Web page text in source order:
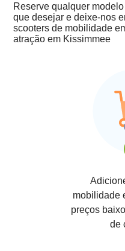
Reserve qualquer
que desejar e deixe-nos
scooters de mobilidade
atração em Kissimmee
mobilidade
preços
de